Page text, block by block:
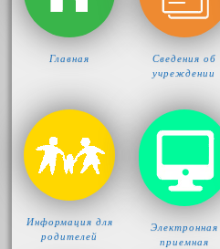
Главная
Сведения об
учреждении
Информация для
родителей
Электронная
приемная